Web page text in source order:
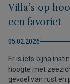
Villa’s op
een favoriet
05.02.2026
Er is iets bijna
hoogte met
gevoel van rust en